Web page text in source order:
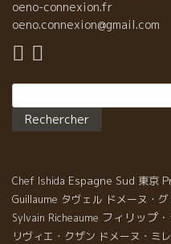
oeno-connexion.fr
oeno.connexion@gmail.com
Chef Ishida Espagne Sud 東京
Guillaume タヴェル ドメーヌ・
Sylvain Richeaume フィリップ
リヴィエ・クザン ドメーヌ・ミ